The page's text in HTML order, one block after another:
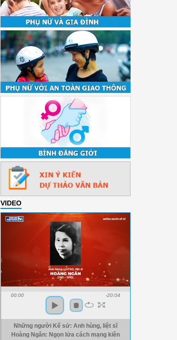
VIDEO
00:00 -20:04
Những người Kể sử: Anh hùng, liệt sĩ
Hoàng Ngân: Ngọn lửa cách mạng kiên